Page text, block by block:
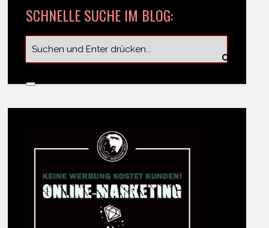
SCHNELLE SUCHE IM BLOG: